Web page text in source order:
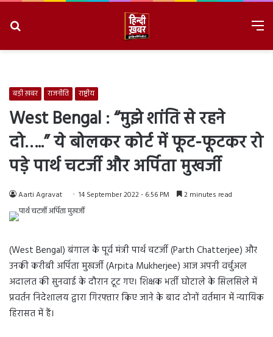
बड़ी ख़बर राजनीति राष्ट्रीय
West Bengal : “मुझे शांति से रहने
दो…..” ये बोलकर कोर्ट में फूट-फूटकर रो
पड़े पार्थ चटर्जी और अर्पिता मुखर्जी
Aarti Agravat 14 September 2022 - 6:56 PM 2 minutes read
(West Bengal) बंगाल के पूर्व मंत्री पार्थ चटर्जी (Parth Chatterjee) और
उनकी करीबी अर्पिता मुखर्जी (Arpita Mukherjee) आज अपनी वर्चुअल
अदालत की सुनवाई के दौरान टूट गए। शिक्षक भर्ती घोटाले के सिलसिले में
प्रवर्तन निदेशालय द्वारा गिरफ्तार किए जाने के बाद दोनों वर्तमान में न्यायिक
हिरासत में हैं।